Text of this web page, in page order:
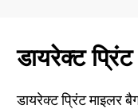
डायरेक्ट
डायरेक्ट प्रिंट माइलर